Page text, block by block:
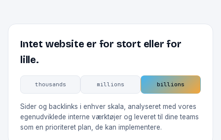
Intet website er for stort eller for
lille.
thousands millions billions
Sider og backlinks i enhver skala, analyseret med vores
egenudviklede interne værktøjer og leveret til dine teams
som en prioriteret plan, de kan implementere.